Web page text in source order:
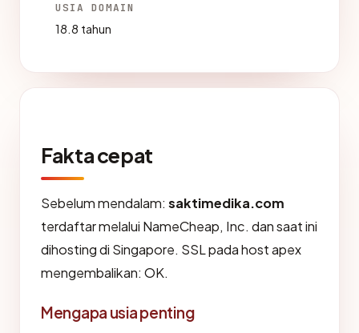
USIA DOMAIN
18.8 tahun
Fakta cepat
Sebelum mendalam: saktimedika.com
terdaftar melalui NameCheap, Inc. dan saat ini
dihosting di Singapore. SSL pada host apex
mengembalikan: OK.
Mengapa usia penting